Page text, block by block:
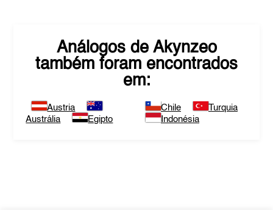
Análogos de Akynzeo
também foram encontrados
em:
Austria
Austrália
Egipto
Chile
Turquia
Indonésia